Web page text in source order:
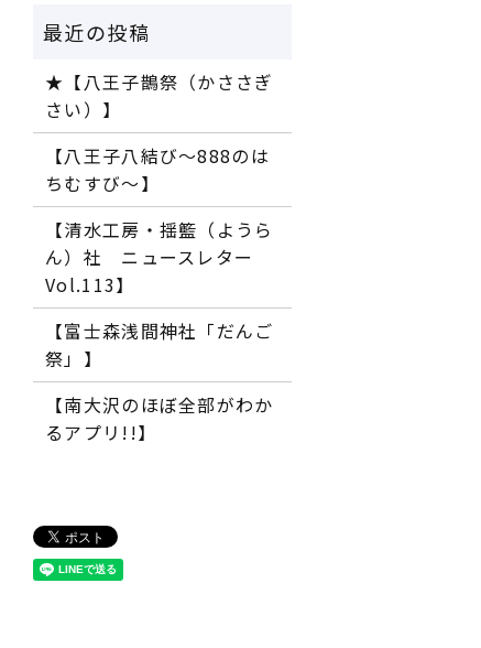
★【八王子鵲祭（かささぎ
さい）】
【八王子八結び～888のは
ちむすび～】
【清水工房・揺籃（ようら
ん）社 ニュースレター
Vol.113】
【富士森浅間神社「だんご
祭」】
【南大沢のほぼ全部がわか
るアプリ!!】